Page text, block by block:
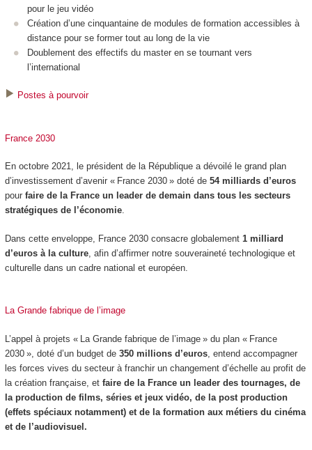
pour le jeu vidéo
Création d’une cinquantaine de modules de formation accessibles à
distance pour se former tout au long de la vie
Doublement des effectifs du master en se tournant vers
l’international
Postes à pourvoir
France 2030
En octobre 2021, le président de la République a dévoilé le grand plan
d’investissement d’avenir « France 2030 » doté de 54 milliards d’euros
pour faire de la France un leader de demain dans tous les secteurs
stratégiques de l’économie.
Dans cette enveloppe, France 2030 consacre globalement 1 milliard
d’euros à la culture, afin d’affirmer notre souveraineté technologique et
culturelle dans un cadre national et européen.
La Grande fabrique de l’image
L’appel à projets « La Grande fabrique de l’image » du plan « France
2030 », doté d’un budget de 350 millions d’euros, entend accompagner
les forces vives du secteur à franchir un changement d’échelle au profit de
la création française, et faire de la France un leader des tournages, de
la production de films, séries et jeux vidéo, de la post production
(effets spéciaux notamment) et de la formation aux métiers du cinéma
et de l’audiovisuel.